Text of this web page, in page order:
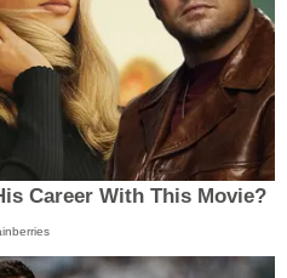
Career With This Movie?